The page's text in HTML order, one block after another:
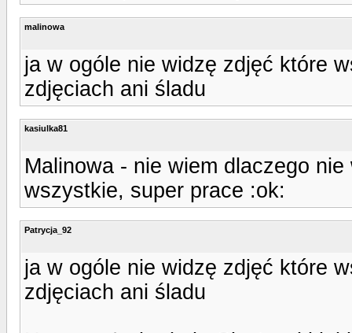
malinowa
ja w ogóle nie widzę zdjęć które
zdjęciach ani śladu
kasiulka81
Malinowa - nie wiem dlaczego
wszystkie, super prace :ok:
Patrycja_92
ja w ogóle nie widzę zdjęć które
zdjęciach ani śladu